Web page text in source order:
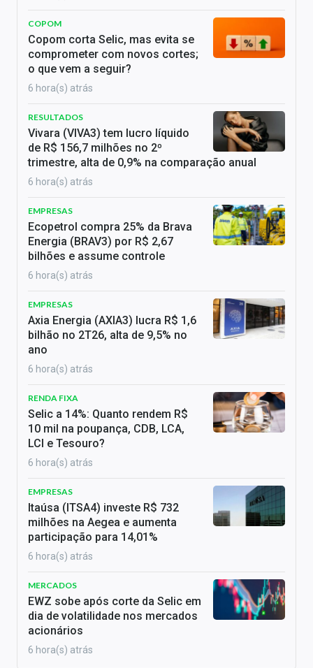
COPOM
Copom corta Selic, mas evita se
comprometer com novos cortes;
o que vem a seguir?
6 hora(s) atrás
RESULTADOS
Vivara (VIVA3) tem lucro líquido
de R$ 156,7 milhões no 2º
trimestre, alta de 0,9% na comparação anual
6 hora(s) atrás
EMPRESAS
Ecopetrol compra 25% da Brava
Energia (BRAV3) por R$ 2,67
bilhões e assume controle
6 hora(s) atrás
EMPRESAS
Axia Energia (AXIA3) lucra R$ 1,6
bilhão no 2T26, alta de 9,5% no
ano
6 hora(s) atrás
RENDA FIXA
Selic a 14%: Quanto rendem R$
10 mil na poupança, CDB, LCA,
LCI e Tesouro?
6 hora(s) atrás
EMPRESAS
Itaúsa (ITSA4) investe R$ 732
milhões na Aegea e aumenta
participação para 14,01%
6 hora(s) atrás
MERCADOS
EWZ sobe após corte da Selic em
dia de volatilidade nos mercados
acionários
6 hora(s) atrás